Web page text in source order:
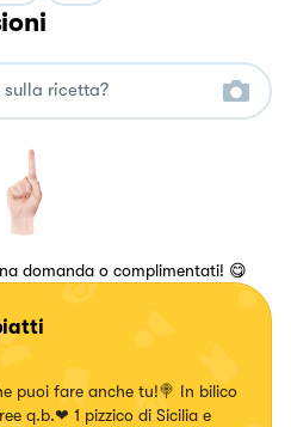
domanda o complimentati! 😋
puoi fare anche tu!🍭 In bilico
q.b.❤ 1 pizzico di Sicilia e